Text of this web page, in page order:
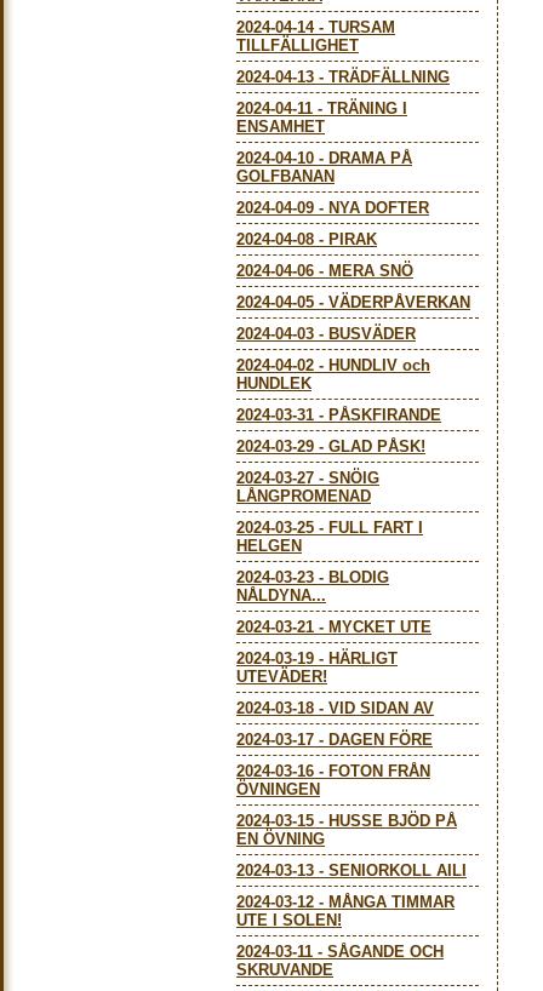
2024-04-14- TURSAM
TILLFÄLLIGHET
2024-04-13 - TRÄDFÄLLNING
2024-04-11 - TRÄNING I
ENSAMHET
2024-04-10 - DRAMA PÅ
GOLFBANAN
2024-04-09 - NYA DOFTER
2024-04-08 - PIRAK
2024-04-06 - MERA SNÖ
2024-04-05 - VÄDERPÅVERKAN
2024-04-03 - BUSVÄDER
2024-04-02 - HUNDLIV och
HUNDLEK
2024-03-31 - PÅSKFIRANDE
2024-03-29 - GLAD PÅSK!
2024-03-27 - SNÖIG
LÅNGPROMENAD
2024-03-25 - FULL FART I
HELGEN
2024-03-23 - BLODIG
NÅLDYNA...
2024-03-21 - MYCKET UTE
2024-03-19 - HÄRLIGT
UTEVÄDER!
2024-03-18 - VID SIDAN AV
2024-03-17 - DAGEN FÖRE
2024-03-16 - FOTON FRÅN
ÖVNINGEN
2024-03-15 - HUSSE BJÖD PÅ
EN ÖVNING
2024-03-13 - SENIORKOLL AILI
2024-03-12 - MÅNGA TIMMAR
UTE I SOLEN!
2024-03-11 - SÅGANDE OCH
SKRUVANDE